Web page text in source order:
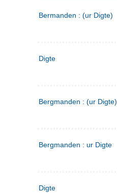
Bermanden : (ur Digte)
Digte
Bergmanden : (ur Digte)
Bergmanden : ur Digte
Digte